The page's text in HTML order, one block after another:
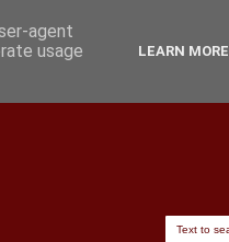
agent
usage
LEARN MORE